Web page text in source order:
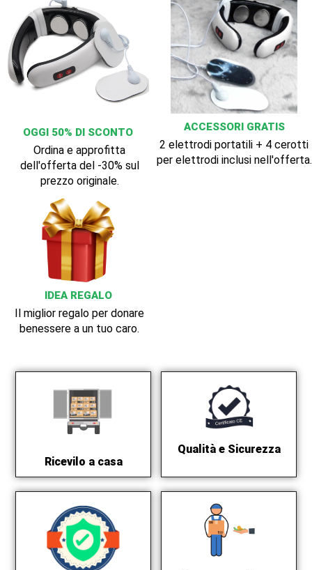
OGGI 50% DI SCONTO
Ordina e approfitta
dell'offerta del -30% sul
prezzo originale.
ACCESSORI GRATIS
2 elettrodi portatili + 4 cerotti
per elettrodi inclusi nell'offerta.
IDEA REGALO
Il miglior regalo per donare
benessere a un tuo caro.
Ricevilo a casa
Qualità e Sicurezza